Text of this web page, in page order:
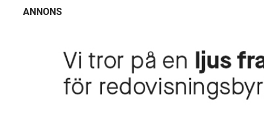
ANNONS